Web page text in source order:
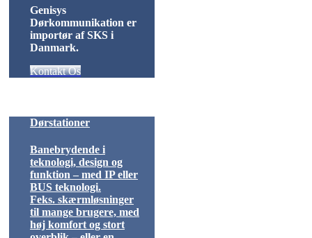
Genisys
Dørkommunikation er
importør af SKS i
Danmark.
Kontakt Os
Dørstationer
Banebrydende i
teknologi, design og
funktion – med IP eller
BUS teknologi.
Feks. skærmløsninger
til mange brugere, med
høj komfort og stort